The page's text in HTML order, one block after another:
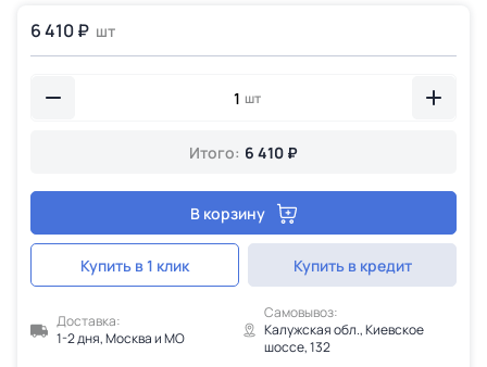
6 410 ₽ шт
шт
Итого: 6 410 ₽
В корзину
Купить в 1 клик Купить в кредит
Доставка:
1-2 дня, Москва и МО
Самовывоз:
Калужская обл., Киевское
шоссе, 132